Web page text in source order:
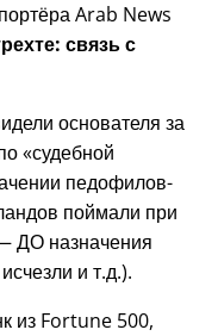
Arab News
связь с
основателя за
судебной
педофилов-
поймали при
ДО назначения
и т.д.).
из Fortune 500,